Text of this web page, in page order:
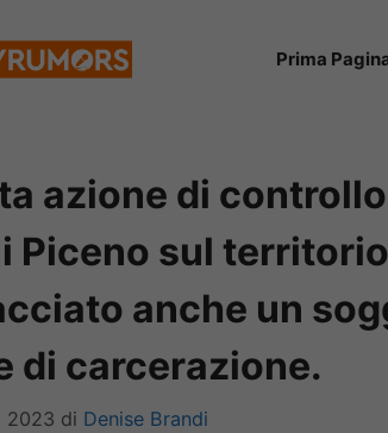
Prima
azione di
Piceno sul
anche un
di carcerazione.
2023 di Denise Brandi